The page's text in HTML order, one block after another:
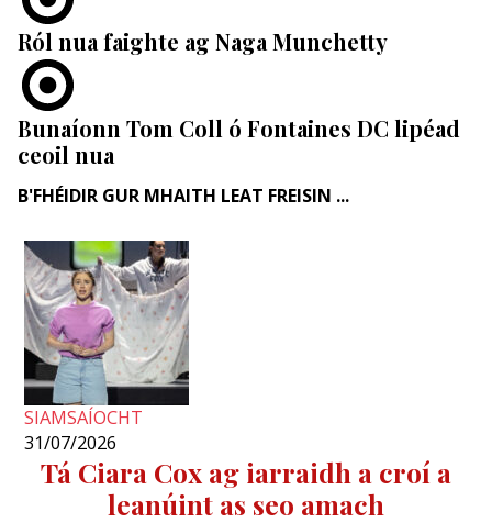
Ról nua faighte ag Naga Munchetty
Bunaíonn Tom Coll ó Fontaines DC lipéad
ceoil nua
B'FHÉIDIR GUR MHAITH LEAT FREISIN ...
SIAMSAÍOCHT
31/07/2026
Tá Ciara Cox ag iarraidh a croí a
leanúint as seo amach